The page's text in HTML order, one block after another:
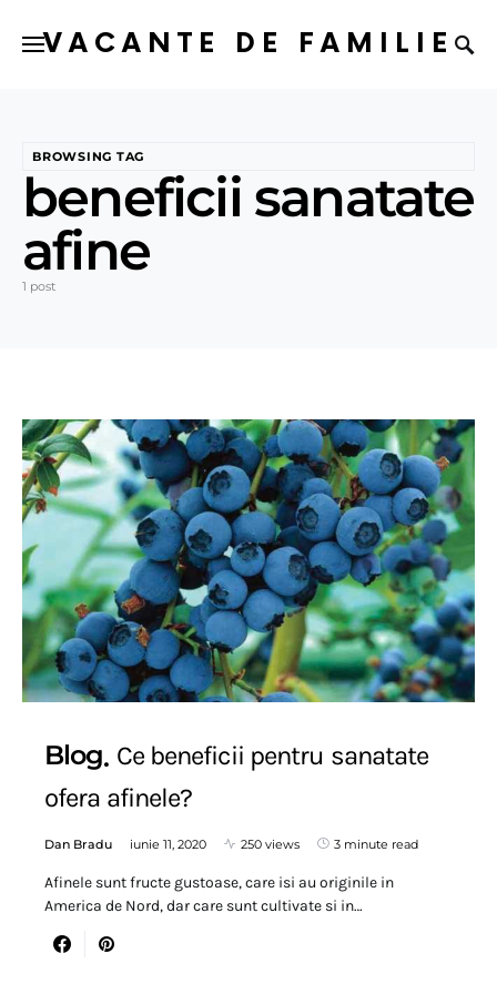
VACANTE DE FAMILIE
BROWSING TAG
beneficii sanatate
afine
1 post
Blog Ce beneficii pentru sanatate
ofera afinele?
Dan Bradu iunie 11, 2020 250 views 3 minute read
Afinele sunt fructe gustoase, care isi au originile in
America de Nord, dar care sunt cultivate si in…